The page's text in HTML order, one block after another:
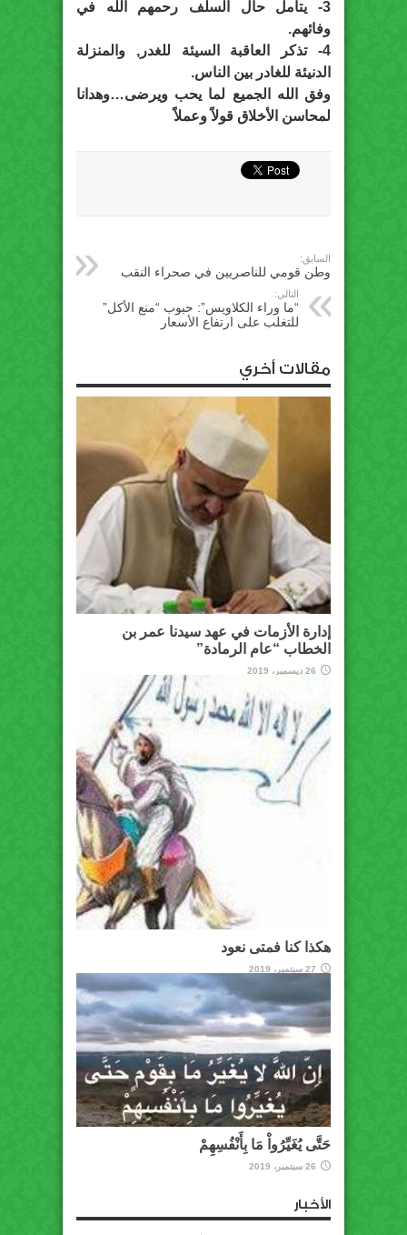
3- يتأمل حال السلف رحمهم الله في
وفائهم.
4- تذكر العاقبة السيئة للغدر, والمنزلة
الدنيئة للغادر بين الناس.
وفق الله الجميع لما يحب ويرضى…وهدانا
لمحاسن الأخلاق قولاً وعملاً
السابق:
وطن قومي للناصريين في صحراء النقب
التالي:
“ما وراء الكلاويس”: حبوب “منع الأكل”
للتغلب على ارتفاع الأسعار
مقالات أخري
إدارة الأزمات في عهد سيدنا عمر بن
الخطاب “عام الرمادة”
26 ديسمبر، 2019
هكذا كنا فمتى نعود
27 سبتمبر، 2019
حَتَّى يُغَيِّرُواْ مَا بِأَنْفُسِهِمْ
26 سبتمبر، 2019
الأخبار